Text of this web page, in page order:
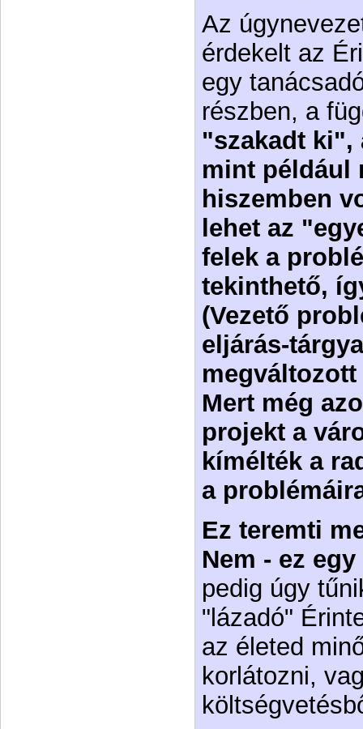
Az
érdekelt az
egy
részben, a
"szakadt ki",
mint például
hiszemben
lehet az
felek a
tekinthető,
(Vezető
eljárás-
megváltozott
Mert még
projekt a
kímélték a
a
Ez teremti
Nem - ez
pedig úgy
"lázadó"
az életed
korlátozni,